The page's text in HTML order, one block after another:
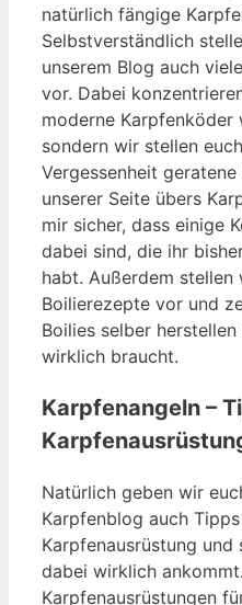
natürlich fängige
Selbstverständlich
unserem Blog auch
vor. Dabei
moderne Karpfenköder
sondern wir stellen
Vergessenheit
unserer Seite übers
mir sicher, dass einige
dabei sind, die ihr
habt. Außerdem
Boilierezepte vor und
Boilies selber
wirklich braucht.
Karpfenangeln –
Natürlich geben wir
Karpfenblog auch
Karpfenausrüstung
dabei wirklich
Karpfenausrüstungen